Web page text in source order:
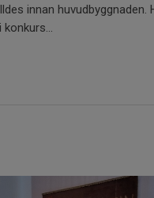
innan huvudbyggnaden.
konkurs...